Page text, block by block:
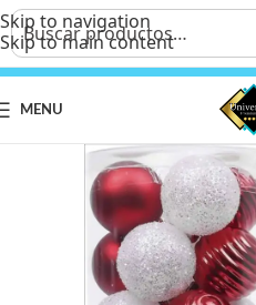
Skip to navigation
Skip to main content
MENU